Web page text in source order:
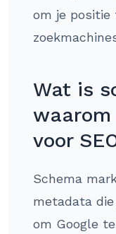
om je positie
Wat is
voor
Schema
metadata
om Google